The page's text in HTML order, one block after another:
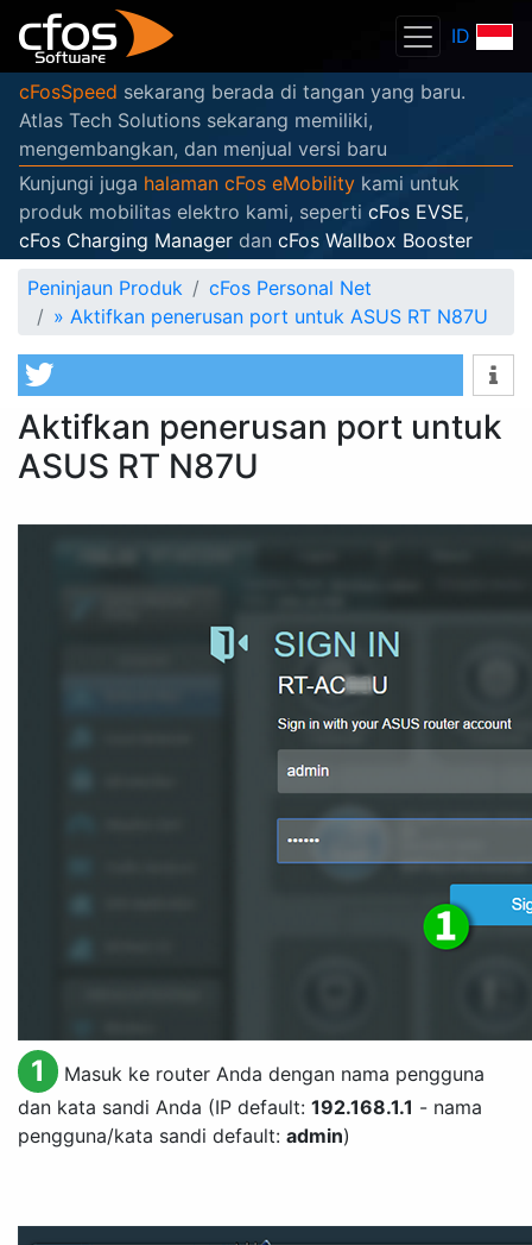
ID
cFosSpeed sekarang berada di tangan yang baru.
Atlas Tech Solutions sekarang memiliki,
mengembangkan, dan menjual versi baru
Kunjungi juga halaman cFos eMobility kami untuk
produk mobilitas elektro kami, seperti cFos EVSE,
cFos Charging Manager dan cFos Wallbox Booster
Peninjaun Produk
cFos Personal Net
» Aktifkan penerusan port untuk ASUS RT N87U
Aktifkan penerusan port untuk
ASUS RT N87U
1
Masuk ke router Anda dengan nama pengguna
dan kata sandi Anda (IP default: 192.168.1.1 - nama
pengguna/kata sandi default: admin)